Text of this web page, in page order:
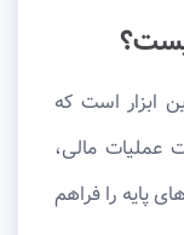
ابزار است که
عملیات مالی،
پایه را فراهم